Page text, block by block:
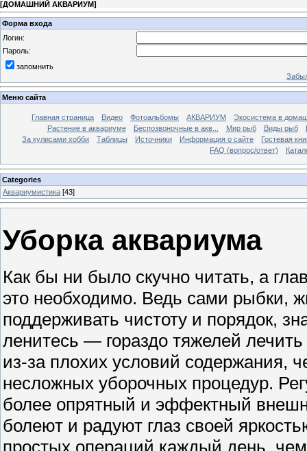
[ДОМАШНИЙ АКВАРИУМ]
Форма входа
Логин:
Пароль:
запомнить
Меню сайта
Главная страница Видео Фотоальбомы АКВАРИУМ
Экосистема в
Растение в аквариуме
Беспозвоночные в акв... Мир рыб Виды рыб
За кулисами хобби
Таблицы Источники Информация о сайте
Гостевая
FAQ (вопрос/ответ)
Categories
Аквариумистика [43]
Уборка аквариума
Как бы ни было скучно читать, а
это необходимо. Ведь сами рыбки,
поддерживать чистоту и порядок,
ленитесь — гораздо тяжелей
из-за плохих условий содержания,
несложных уборочных процедур.
более опрятный и эффектный
болеют и радуют глаз своей
простых операций каждый день,